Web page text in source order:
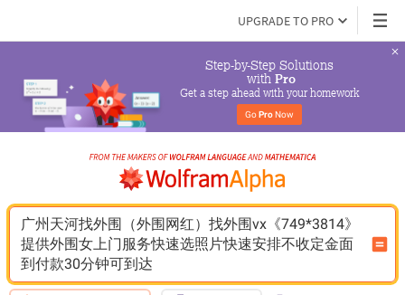
UPGRADE TO PRO
Step-by-Step Solutions
with Pro
Get a step ahead with your homework
Go Pro Now
广州天河找外围（外围网红）找外围vx《749*3814》
提供外围女上门服务快速选照片快速安排不收定金面
到付款30分钟可到达